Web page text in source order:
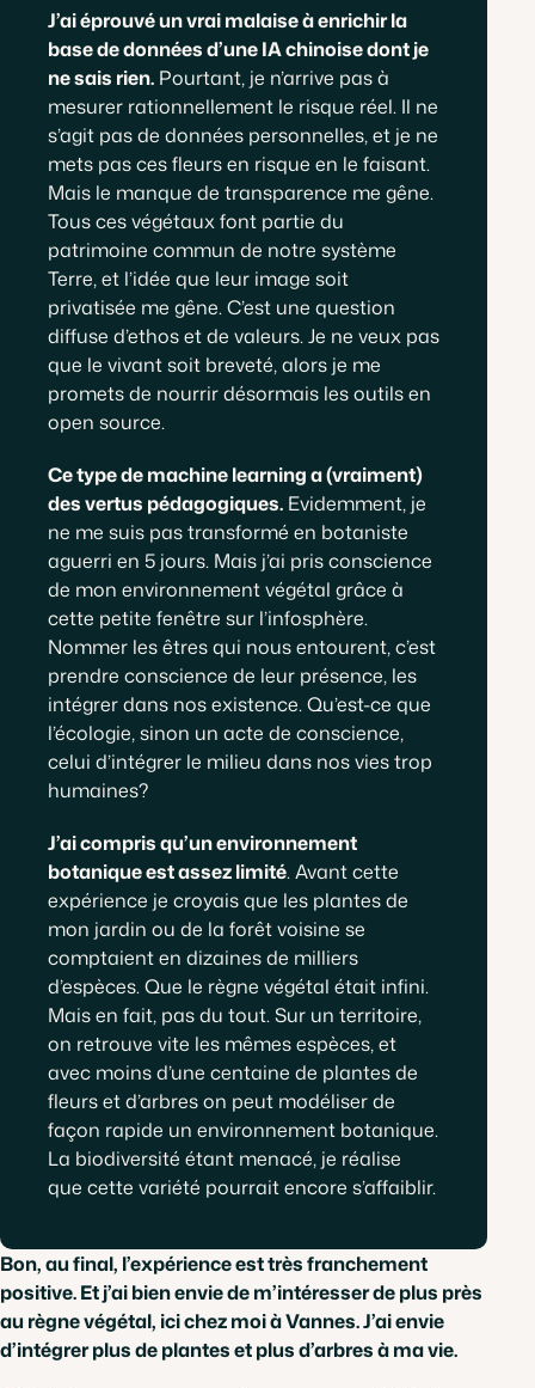
J’ai éprouvé un vrai malaise à enrichir la
base de données d’une IA chinoise dont je
ne sais rien. Pourtant, je n’arrive pas à
mesurer rationnellement le risque réel. Il ne
s’agit pas de données personnelles, et je ne
mets pas ces fleurs en risque en le faisant.
Mais le manque de transparence me gêne.
Tous ces végétaux font partie du
patrimoine commun de notre système
Terre, et l’idée que leur image soit
privatisée me gêne. C’est une question
diffuse d’ethos et de valeurs. Je ne veux pas
que le vivant soit breveté, alors je me
promets de nourrir désormais les outils en
open source.
Ce type de machine learning a (vraiment)
des vertus pédagogiques. Evidemment, je
ne me suis pas transformé en botaniste
aguerri en 5 jours. Mais j’ai pris conscience
de mon environnement végétal grâce à
cette petite fenêtre sur l’infosphère.
Nommer les êtres qui nous entourent, c’est
prendre conscience de leur présence, les
intégrer dans nos existence. Qu’est-ce que
l’écologie, sinon un acte de conscience,
celui d’intégrer le milieu dans nos vies trop
humaines?
J’ai compris qu’un environnement
botanique est assez limité. Avant cette
expérience je croyais que les plantes de
mon jardin ou de la forêt voisine se
comptaient en dizaines de milliers
d’espèces. Que le règne végétal était infini.
Mais en fait, pas du tout. Sur un territoire,
on retrouve vite les mêmes espèces, et
avec moins d’une centaine de plantes de
fleurs et d’arbres on peut modéliser de
façon rapide un environnement botanique.
La biodiversité étant menacé, je réalise
que cette variété pourrait encore s’affaiblir.
Bon, au final, l’expérience est très franchement
positive. Et j’ai bien envie de m’intéresser de plus près
au règne végétal, ici chez moi à Vannes. J’ai envie
d’intégrer plus de plantes et plus d’arbres à ma vie.